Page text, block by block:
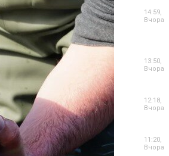
14:59,
Вчора
13:50,
Вчора
12:18,
Вчора
11:20,
Вчора